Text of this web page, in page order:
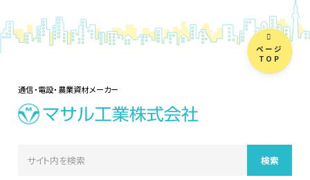
ページ
TOP
通信・電設・農業資材メーカー